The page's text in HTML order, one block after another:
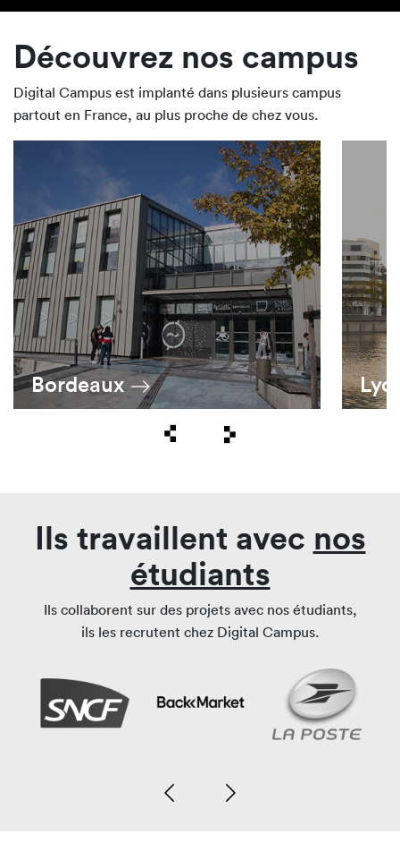
Découvrez nos campus
Digital Campus est implanté dans plusieurs campus
partout en France, au plus proche de chez vous.
Lyon
Ils travaillent avec nos
étudiants
Ils collaborent sur des projets avec nos étudiants,
ils les recrutent chez Digital Campus.